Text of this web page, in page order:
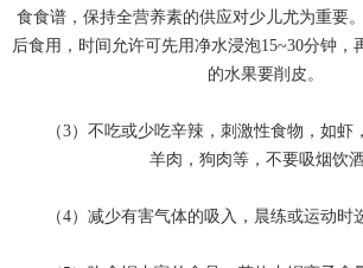
食食谱，保持全营养素的供应对少儿尤为重要
后食用，时间允许可先用净水浸泡15~30分钟，
的水果要削皮。
（3）不吃或少吃辛辣，刺激性食物，如虾
羊肉，狗肉等，不要吸烟饮酒
（4）减少有害气体的吸入，晨练或运动时选